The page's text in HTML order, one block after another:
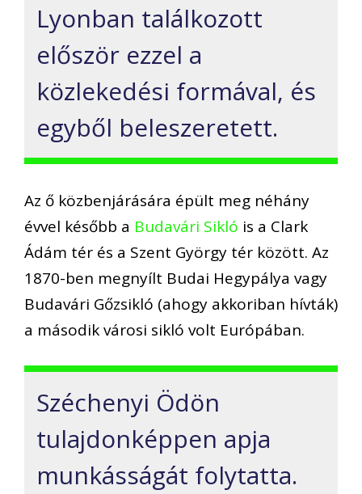
Lyonban találkozott
először ezzel a
közlekedési formával, és
egyből beleszeretett.
Az ő közbenjárására épült meg néhány
évvel később a Budavári Sikló is a Clark
Ádám tér és a Szent György tér között. Az
1870-ben megnyílt Budai Hegypálya vagy
Budavári Gőzsikló (ahogy akkoriban hívták)
a második városi sikló volt Európában.
Széchenyi Ödön
tulajdonképpen apja
munkásságát folytatta.